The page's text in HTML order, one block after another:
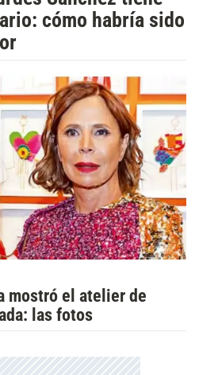
cómo habría sido
mostró el atelier de
las fotos